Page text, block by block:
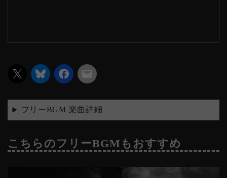
フリーBGM 楽曲詳細
こちらのフリーBGMもおすすめ